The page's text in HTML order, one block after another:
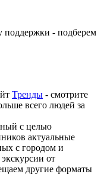
поддержки - подберем
Тренды - смотрите
всего людей за
с целью
актуальные
с городом и
от
другие форматы